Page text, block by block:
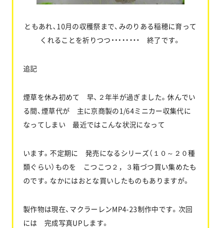
ともあれ、10月の収穫祭まで、みのりある稲穂に育って
くれることを祈りつつ・・・・・・・・ 終了です。
追記
煙草を休み初めて 早、２年半が過ぎました。休んでい
る間、煙草代が 主に京商製の1/64ミニカー収集代に
なってしまい 最近ではこんな状況になって
います。不定期に 発売になるシリーズ（１０～２０種
類ぐらい）ものを こつこつ２，３箱づつ買い集めたも
のです。なかにはおとな買いしたものもありますが。
製作物は現在、マクラーレンMP4-23制作中です。次回
には 完成写真UPします。